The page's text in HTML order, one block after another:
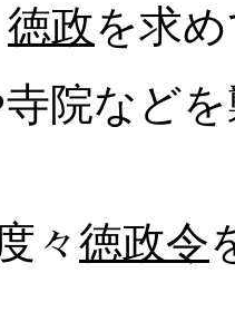
徳政を求
院など
々徳政令